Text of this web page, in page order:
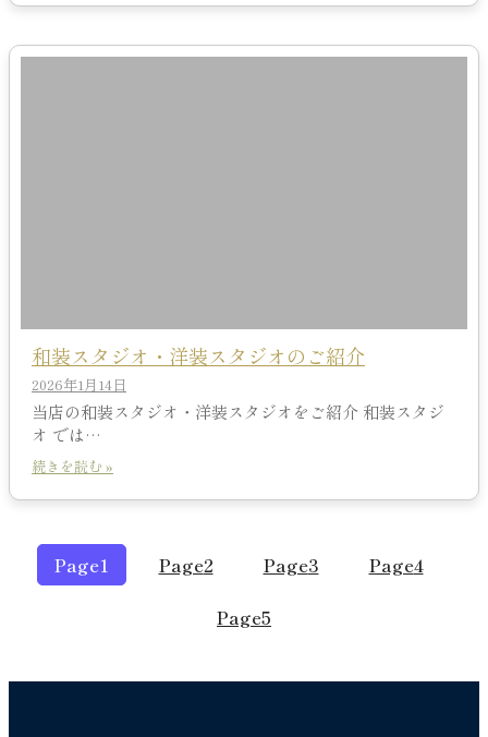
和装スタジオ・洋装スタジオのご紹介
2026年1月14日
当店の和装スタジオ・洋装スタジオをご紹介 和装スタジ
オ では…
続きを読む »
Page1 Page2 Page3 Page4
Page5